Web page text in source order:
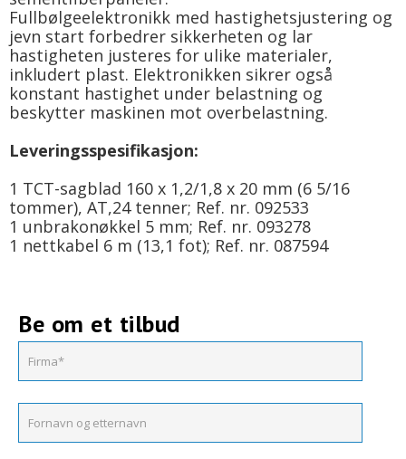
Fullbølgeelektronikk med hastighetsjustering og
jevn start forbedrer sikkerheten og lar
hastigheten justeres for ulike materialer,
inkludert plast. Elektronikken sikrer også
konstant hastighet under belastning og
beskytter maskinen mot overbelastning.
Leveringsspesifikasjon:
1 TCT-sagblad 160 x 1,2/1,8 x 20 mm (6 5/16
tommer), AT,24 tenner; Ref. nr. 092533
1 unbrakonøkkel 5 mm; Ref. nr. 093278
1 nettkabel 6 m (13,1 fot); Ref. nr. 087594
Be om et tilbud